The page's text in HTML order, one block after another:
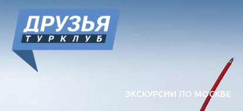
ЭКСКУРСИИ ПО МОСКВЕ